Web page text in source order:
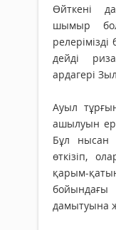
Өйткені
шымыр
дейді
ардагері
Ауыл
ашылуын
Бұл нысан
өткізіп,
қарым-
дамытуына